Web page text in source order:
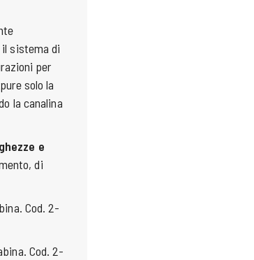
sistema di
per
solo la
la canalina
e
di
Cod. 2-
Cod. 2-